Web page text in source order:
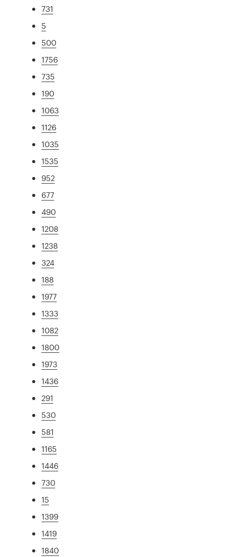
731
5
500
1756
735
190
1063
1126
1035
1535
952
677
490
1208
1238
324
188
1977
1333
1082
1800
1973
1436
291
530
581
1165
1446
730
15
1399
1419
1840